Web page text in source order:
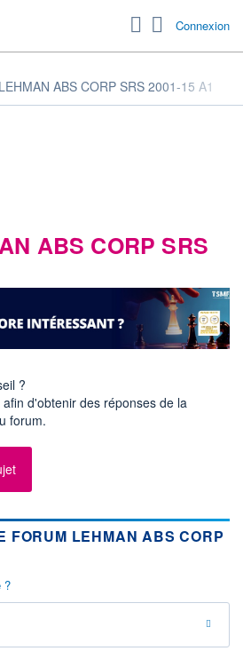
Connexion
LEHMAN ABS CORP SRS 2001-15 A1
ABS CORP SRS
?
d'obtenir des réponses de la
forum.
FORUM LEHMAN ABS CORP
?